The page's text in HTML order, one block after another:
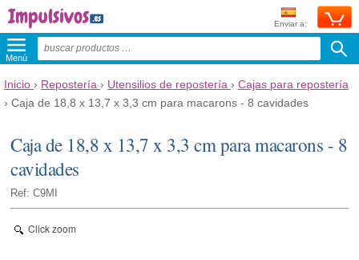
Enviar a:
Menú
Inicio › Repostería › Utensilios de repostería › Cajas para repostería
› Caja de 18,8 x 13,7 x 3,3 cm para macarons - 8 cavidades
Caja de 18,8 x 13,7 x 3,3 cm para macarons - 8
cavidades
Ref: C9MI
Click zoom